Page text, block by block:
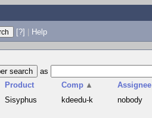
[?] | Help
as
Product Comp ▲ Assignee
Sisyphus kdeedu-k nobody